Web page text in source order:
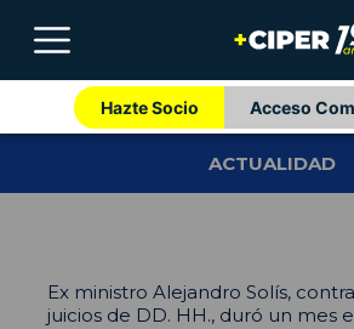
Hazte Socio Acceso
ACTUALIDAD
Ex ministro Alejandro Solís,
juicios de DD. HH., duró un mes